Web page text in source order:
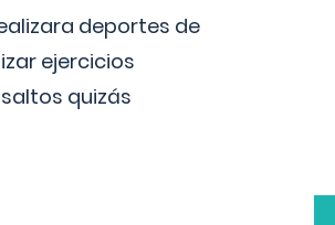
deportes de
ejercicios
quizás